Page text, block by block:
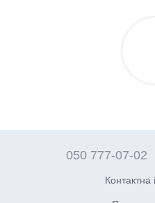
050 777-07-02
Контактна